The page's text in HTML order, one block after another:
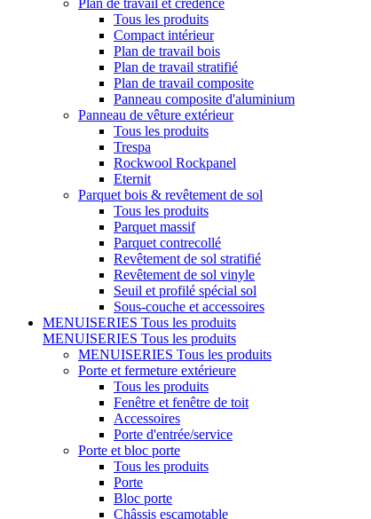
Plan de travail et crédence
Tous les produits
Compact intérieur
Plan de travail bois
Plan de travail stratifié
Plan de travail composite
Panneau composite d'aluminium
Panneau de vêture extérieur
Tous les produits
Trespa
Rockwool Rockpanel
Eternit
Parquet bois & revêtement de sol
Tous les produits
Parquet massif
Parquet contrecollé
Revêtement de sol stratifié
Revêtement de sol vinyle
Seuil et profilé spécial sol
Sous-couche et accessoires
MENUISERIES Tous les produits
MENUISERIES Tous les produits
MENUISERIES Tous les produits
Porte et fermeture extérieure
Tous les produits
Fenêtre et fenêtre de toit
Accessoires
Porte d'entrée/service
Porte et bloc porte
Tous les produits
Porte
Bloc porte
Châssis escamotable